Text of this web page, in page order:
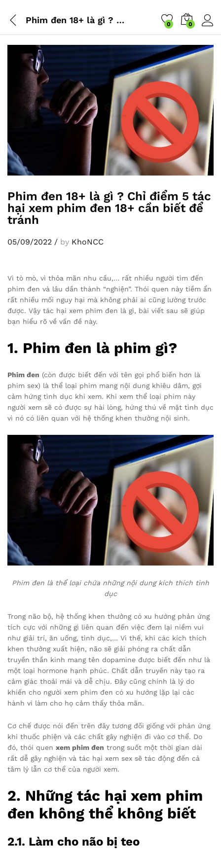
Phim đen 18+ là gì ? Chỉ điểm 5 tác hại xem phim đen 18+ cần biết để tránh 0 0
Phim đen 18+ là gì ? Chỉ điểm 5 tác
hại xem phim đen 18+ cần biết để
tránh
05/09/2022 / by KhoNCC
Vì tò mò, vì thỏa mãn nhu cầu,… rất nhiều người tìm đến
phim đen và lâu dần thành “nghiện”. Thói quen này tiềm ẩn
rất nhiều mối nguy hại mà không phải ai cũng lường trước
được. Vậy tác hại xem phim đen là gì, bài viết sau sẽ giúp
bạn hiểu rõ về vấn đề này.
1. Phim đen là phim gì?
Phim đen (còn được biết đến với tên gọi phổ biến hơn là
phim sex) là thể loại phim mang nội dung khiêu dâm, gợi
cảm hứng tình dục khi xem. Khi xem thể loại phim này
người xem sẽ có được sự hài lòng, hứng thú về mặt tình dục
vì nó có liên quan với hệ thống khen thưởng nội sinh.
Phim đen là thể loại chứa những nội dung kích thích tình
dục
Trong não bộ, hệ thống khen thưởng có xu hướng phản ứng
tích cực với những gì liên quan đến việc đem lại niềm vui
như giải trí, ăn uống, tình dục,… Vì thế, khi các kích thích
khen thưởng xuất hiện, não sẽ giải phóng ra chất dẫn
truyền thần kinh mang tên dopamine được biết đến như là
một loại hormone hạnh phúc. Chất dẫn truyền này tạo ra
cảm giác thoải mái và dễ chịu. Đây cũng chính là lý do
khiến cho người xem phim đen có xu hướng lặp lại các
hành vi làm cho họ cảm thấy thỏa mãn.
Cơ chế được nói đến trên đây tương đối giống với phản ứng
khi thuốc phiện và các chất gây nghiện đi vào cơ thể. Do
đó, thói quen xem phim đen trong suốt một thời gian dài
rất dễ gây nghiện và tác hại xem sex sẽ tác động đến cả
tâm lý lẫn cơ thể của người xem.
2. Những tác hại xem phim
đen không thể không biết
2.1. Làm cho não bị teo